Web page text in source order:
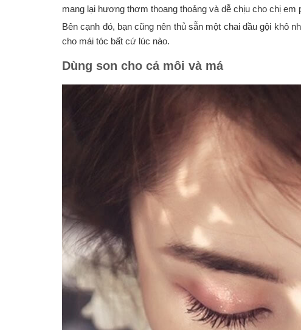
mang lại hương thơm thoang thoảng và dễ chịu cho chị em
Bên cạnh đó, bạn cũng nên thủ sẵn một chai dầu gội khô
cho mái tóc bất cứ lúc nào.
Dùng son cho cả môi và má